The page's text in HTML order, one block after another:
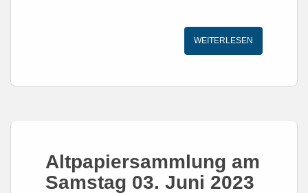
WEITERLESEN
Altpapiersammlung am
Samstag 03. Juni 2023